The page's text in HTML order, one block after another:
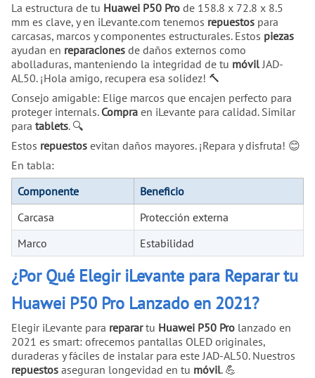
La estructura de tu Huawei P50 Pro de 158.8 x 72.8 x 8.5
mm es clave, y en iLevante.com tenemos repuestos para
carcasas, marcos y componentes estructurales. Estos piezas
ayudan en reparaciones de daños externos como
abolladuras, manteniendo la integridad de tu móvilJAD-
AL50. ¡Hola amigo, recupera esa solidez! 🔨
Consejo amigable: Elige marcos que encajen perfecto para
proteger internals. Compra en iLevante para calidad. Similar
para tablets. 🔍
Estos repuestos evitan daños mayores. ¡Repara y disfruta! 😊
En tabla:
Componente
Beneficio
Carcasa
Protección externa
Marco
Estabilidad
¿Por Qué Elegir iLevante para Reparar tu
Huawei P50 Pro Lanzado en 2021?
Elegir iLevante para reparartu Huawei P50 Pro lanzado en
2021 es smart: ofrecemos pantallas OLED originales,
duraderas y fáciles de instalar para este JAD-AL50. Nuestros
repuestos aseguran longevidad en tu móvil. 💪